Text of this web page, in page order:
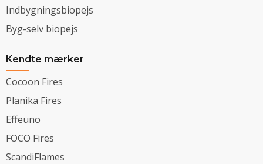
Indbygningsbiopejs
Byg-selv biopejs
Kendte mærker
Cocoon Fires
Planika Fires
Effeuno
FOCO Fires
ScandiFlames